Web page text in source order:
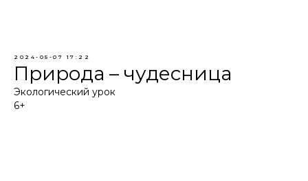
2024-05-07 17:22
Природа – чудесница
Экологический урок
6+